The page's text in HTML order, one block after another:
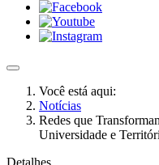
Você está aqui:
Notícias
Redes que
Universidade e
Detalhes